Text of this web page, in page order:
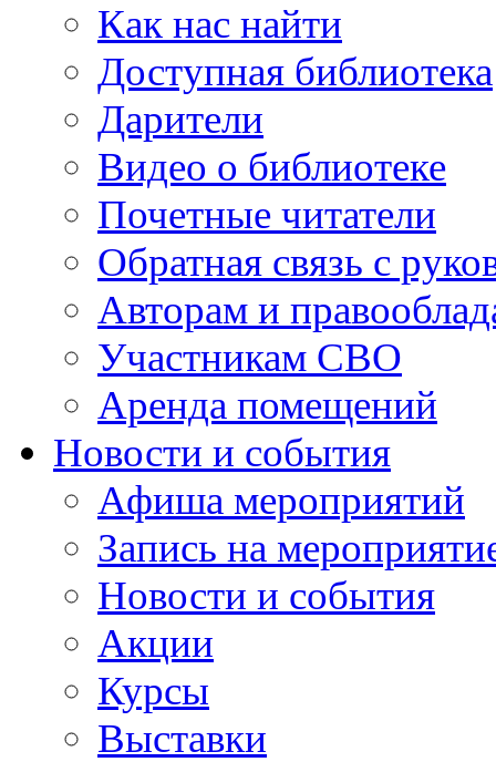
Как нас найти
Доступная библиотека
Дарители
Видео о библиотеке
Почетные читатели
Обратная связь с
Авторам и
Участникам СВО
Аренда помещений
Новости и события
Афиша мероприятий
Запись на
Новости и события
Акции
Курсы
Выставки